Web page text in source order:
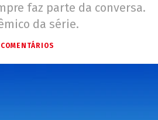
faz parte da conversa.
da série.
COMENTÁRIOS